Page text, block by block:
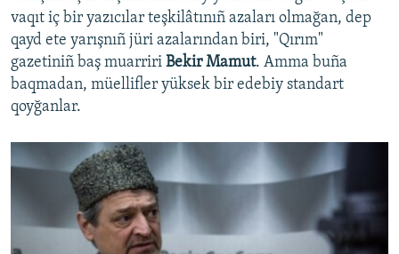
vaqıt iç bir yazıcılar teşkilâtınıñ azaları olmağan, dep
qayd ete yarışnıñ jüri azalarından biri, "Qırım"
gazetiniñ baş muarriri Bekir Mamut. Amma buña
baqmadan, müellifler yüksek bir edebiy standart
qoyğanlar.